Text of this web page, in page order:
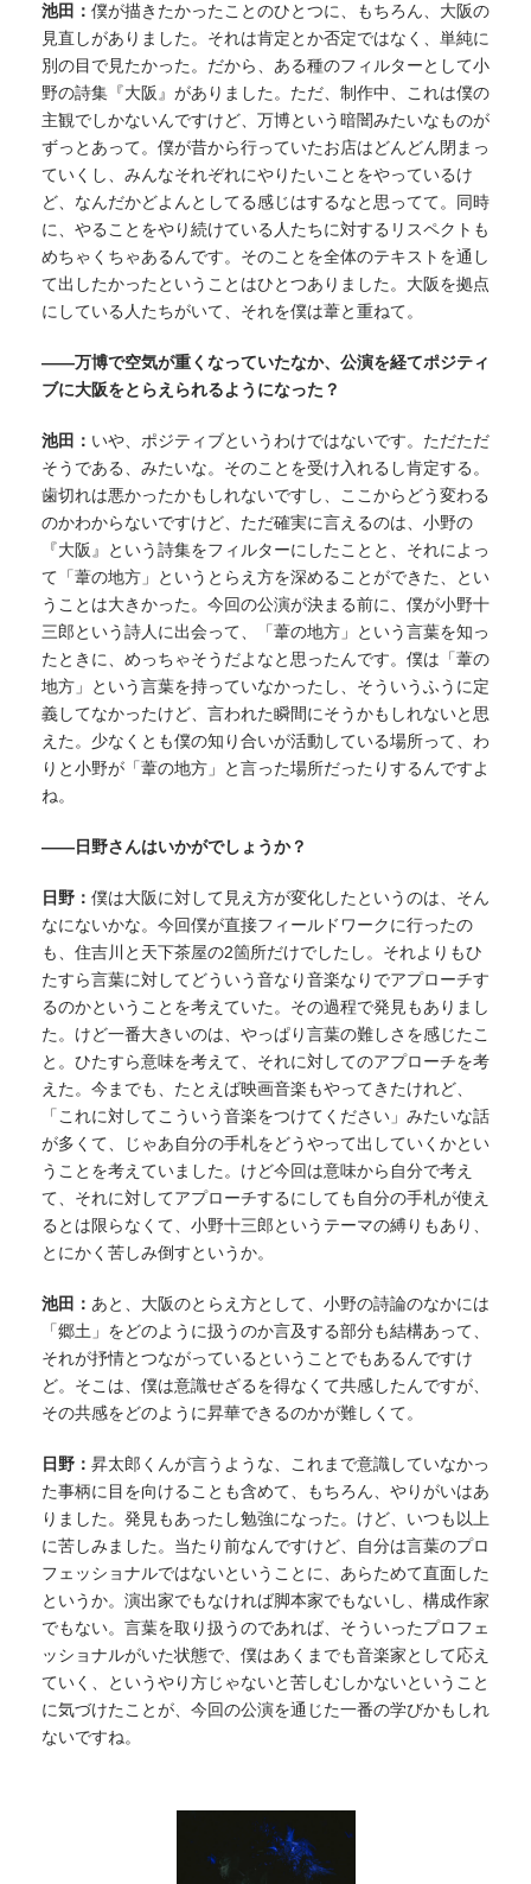
池田： 僕が描きたかったことのひとつに、もちろん、大阪の
見直しがありました。それは肯定とか否定ではなく、単純に
別の目で見たかった。だから、ある種のフィルターとして小
野の詩集『大阪』がありました。ただ、制作中、これは僕の
主観でしかないんですけど、万博という暗闇みたいなものが
ずっとあって。僕が昔から行っていたお店はどんどん閉まっ
ていくし、みんなそれぞれにやりたいことをやっているけ
ど、なんだかどよんとしてる感じはするなと思ってて。同時
に、やることをやり続けている人たちに対するリスペクトも
めちゃくちゃあるんです。そのことを全体のテキストを通し
て出したかったということはひとつありました。大阪を拠点
にしている人たちがいて、それを僕は葦と重ねて。
——万博で空気が重くなっていたなか、公演を経てポジティ
ブに大阪をとらえられるようになった？
池田： いや、ポジティブというわけではないです。ただただ
そうである、みたいな。そのことを受け入れるし肯定する。
歯切れは悪かったかもしれないですし、ここからどう変わる
のかわからないですけど、ただ確実に言えるのは、小野の
『大阪』という詩集をフィルターにしたことと、それによっ
て「葦の地方」というとらえ方を深めることができた、とい
うことは大きかった。今回の公演が決まる前に、僕が小野十
三郎という詩人に出会って、「葦の地方」という言葉を知っ
たときに、めっちゃそうだよなと思ったんです。僕は「葦の
地方」という言葉を持っていなかったし、そういうふうに定
義してなかったけど、言われた瞬間にそうかもしれないと思
えた。少なくとも僕の知り合いが活動している場所って、わ
りと小野が「葦の地方」と言った場所だったりするんですよ
ね。
——日野さんはいかがでしょうか？
日野： 僕は大阪に対して見え方が変化したというのは、そん
なにないかな。今回僕が直接フィールドワークに行ったの
も、住吉川と天下茶屋の2箇所だけでしたし。それよりもひ
たすら言葉に対してどういう音なり音楽なりでアプローチす
るのかということを考えていた。その過程で発見もありまし
た。けど一番大きいのは、やっぱり言葉の難しさを感じたこ
と。ひたすら意味を考えて、それに対してのアプローチを考
えた。今までも、たとえば映画音楽もやってきたけれど、
「これに対してこういう音楽をつけてください」みたいな話
が多くて、じゃあ自分の手札をどうやって出していくかとい
うことを考えていました。けど今回は意味から自分で考え
て、それに対してアプローチするにしても自分の手札が使え
るとは限らなくて、小野十三郎というテーマの縛りもあり、
とにかく苦しみ倒すというか。
池田： あと、大阪のとらえ方として、小野の詩論のなかには
「郷土」をどのように扱うのか言及する部分も結構あって、
それが抒情とつながっているということでもあるんですけ
ど。そこは、僕は意識せざるを得なくて共感したんですが、
その共感をどのように昇華できるのかが難しくて。
日野： 昇太郎くんが言うような、これまで意識していなかっ
た事柄に目を向けることも含めて、もちろん、やりがいはあ
りました。発見もあったし勉強になった。けど、いつも以上
に苦しみました。当たり前なんですけど、自分は言葉のプロ
フェッショナルではないということに、あらためて直面した
というか。演出家でもなければ脚本家でもないし、構成作家
でもない。言葉を取り扱うのであれば、そういったプロフェ
ッショナルがいた状態で、僕はあくまでも音楽家として応え
ていく、というやり方じゃないと苦しむしかないということ
に気づけたことが、今回の公演を通じた一番の学びかもしれ
ないですね。